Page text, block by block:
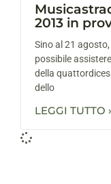
2013 in
Sino al 21
possibile
della
dello
LEGGI TUTTO